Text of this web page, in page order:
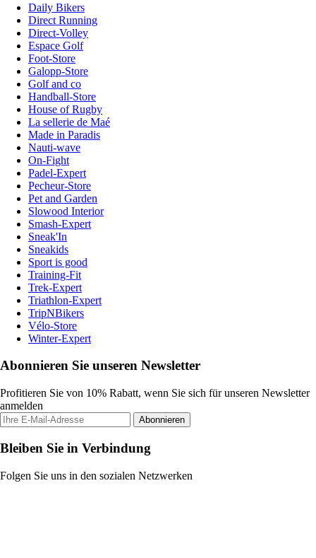
Daily Bikers
Direct Running
Direct-Volley
Espace Golf
Foot-Store
Galopp-Store
Golf and co
Handball-Store
House of Rugby
La sellerie de Maé
Made in Paradis
Nauti-wave
On-Fight
Padel-Expert
Pecheur-Store
Pet and Garden
Slowood Interior
Smash-Expert
Sneak'In
Sneakids
Sport is good
Training-Fit
Trek-Expert
Triathlon-Expert
TripNBikers
Vélo-Store
Winter-Expert
Abonnieren Sie unseren Newsletter
Profitieren Sie von 10% Rabatt, wenn Sie sich für unseren Newsletter
anmelden
Abonnieren
Bleiben Sie in Verbindung
Folgen Sie uns in den sozialen Netzwerken